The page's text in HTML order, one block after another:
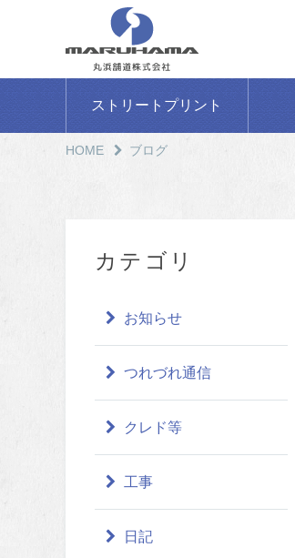
ストリートプリント
HOME ブログ
カテゴリ
お知らせ
つれづれ通信
クレド等
工事
日記